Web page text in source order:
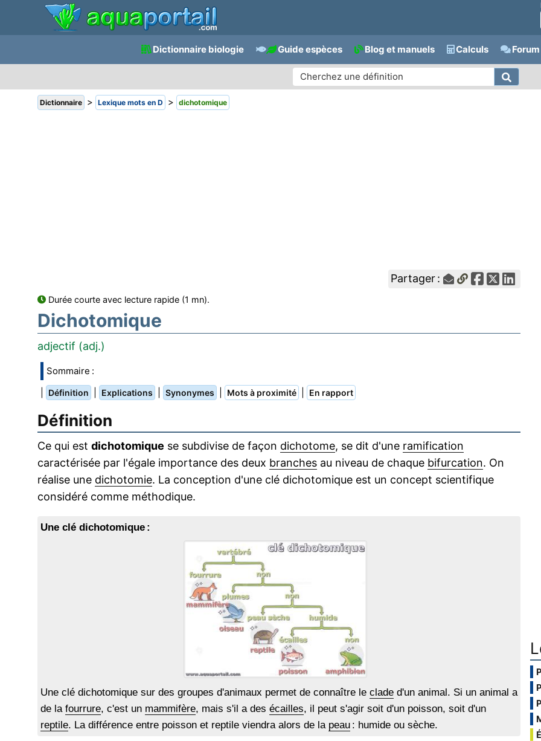
Dictionnaire biologie Guide espèces Blog et manuels Calculs
Dictionnaire > Lexique mots en D > dichotomique
Partager :
Durée courte avec lecture rapide (1 mn).
Dichotomique
adjectif (adj.)
Sommaire :
Définition Explications Synonymes Mots à proximité En rapport
Définition
Ce qui est dichotomique se subdivise de façon dichotome, se dit d'une ramification
caractérisée par l'égale importance des deux branches au niveau de chaque bifurcation. On
réalise une dichotomie. La conception d'une clé dichotomique est un concept scientifique
considéré comme méthodique.
Une clé dichotomique :
Une clé dichotomique sur des groupes d'animaux permet de connaître le clade d'un animal. Si un animal a
de la fourrure, c'est un mammifère, mais s'il a des écailles, il peut s'agir soit d'un poisson, soit d'un
reptile. La différence entre poisson et reptile viendra alors de la peau : humide ou sèche.